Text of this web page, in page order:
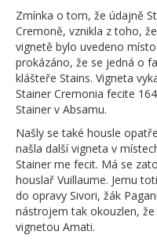
Zmínka o tom, že údajně
Cremoně, vznikla z toho,
vignetě bylo uvedeno
prokázáno, že se jedná o
klášteře Stains. Vigneta
Stainer Cremonia fecite
Stainer v Absamu.
Našly se také housle
našla další vigneta v
Stainer me fecit. Má se
houslař Vuillaume. Jemu
do opravy Sivori, žák
nástrojem tak okouzlen,
vignetou Amati.